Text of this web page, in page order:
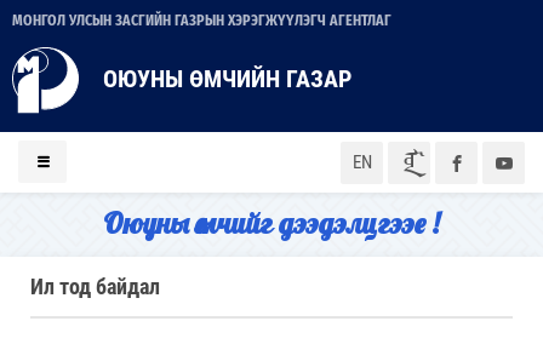
МОНГОЛ УЛСЫН ЗАСГИЙН ГАЗРЫН ХЭРЭГЖҮҮЛЭГЧ АГЕНТЛАГ
ОЮУНЫ ӨМЧИЙН ГАЗАР
EN ᠮᠣᠨ
Оюуны өмчийг дээдэлцгээе !
Ил тод байдал